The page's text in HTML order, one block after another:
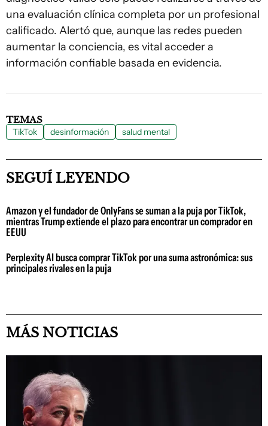
una evaluación clínica completa por un profesional
calificado. Alertó que, aunque las redes pueden
aumentar la conciencia, es vital acceder a
información confiable basada en evidencia.
TEMAS
TikTok desinformación salud mental
SEGUÍ LEYENDO
Amazon y el fundador de OnlyFans se suman a la puja por TikTok,
mientras Trump extiende el plazo para encontrar un comprador en
EEUU
Perplexity AI busca comprar TikTok por una suma astronómica: sus
principales rivales en la puja
MÁS NOTICIAS